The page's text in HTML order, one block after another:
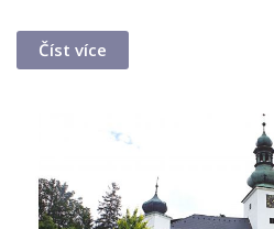
Číst více